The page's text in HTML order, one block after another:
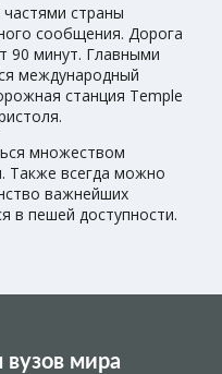
страны
сообщения. Дорога
90 минут. Главными
международный
станция Temple
множеством
Также всегда можно
важнейших
в пешей доступности.
вузов мира